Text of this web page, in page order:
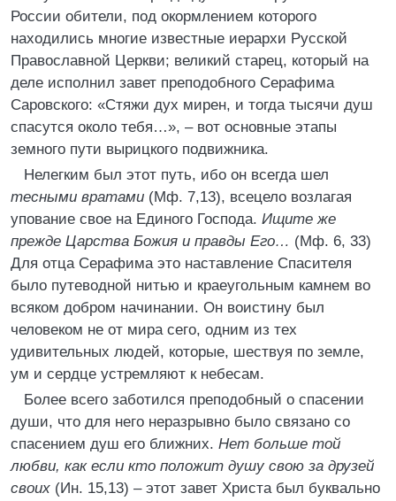
России обители, под окормлением которого
находились многие известные иерархи Русской
Православной Церкви; великий старец, который на
деле исполнил завет преподобного Серафима
Саровского: «Стяжи дух мирен, и тогда тысячи душ
спасутся около тебя…», – вот основные этапы
земного пути вырицкого подвижника.
Нелегким был этот путь, ибо он всегда шел
тесными вратами (Мф. 7,13), всецело возлагая
упование свое на Единого Господа. Ищите же
прежде Царства Божия и правды Его… (Мф. 6, 33)
Для отца Серафима это наставление Спасителя
было путеводной нитью и краеугольным камнем во
всяком добром начинании. Он воистину был
человеком не от мира сего, одним из тех
удивительных людей, которые, шествуя по земле,
ум и сердце устремляют к небесам.
Более всего заботился преподобный о спасении
души, что для него неразрывно было связано со
спасением душ его ближних. Нет больше той
любви, как если кто положит душу свою за друзей
своих (Ин. 15,13) – этот завет Христа был буквально